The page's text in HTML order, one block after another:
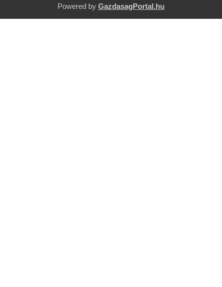
Powered by GazdasagPortal.hu